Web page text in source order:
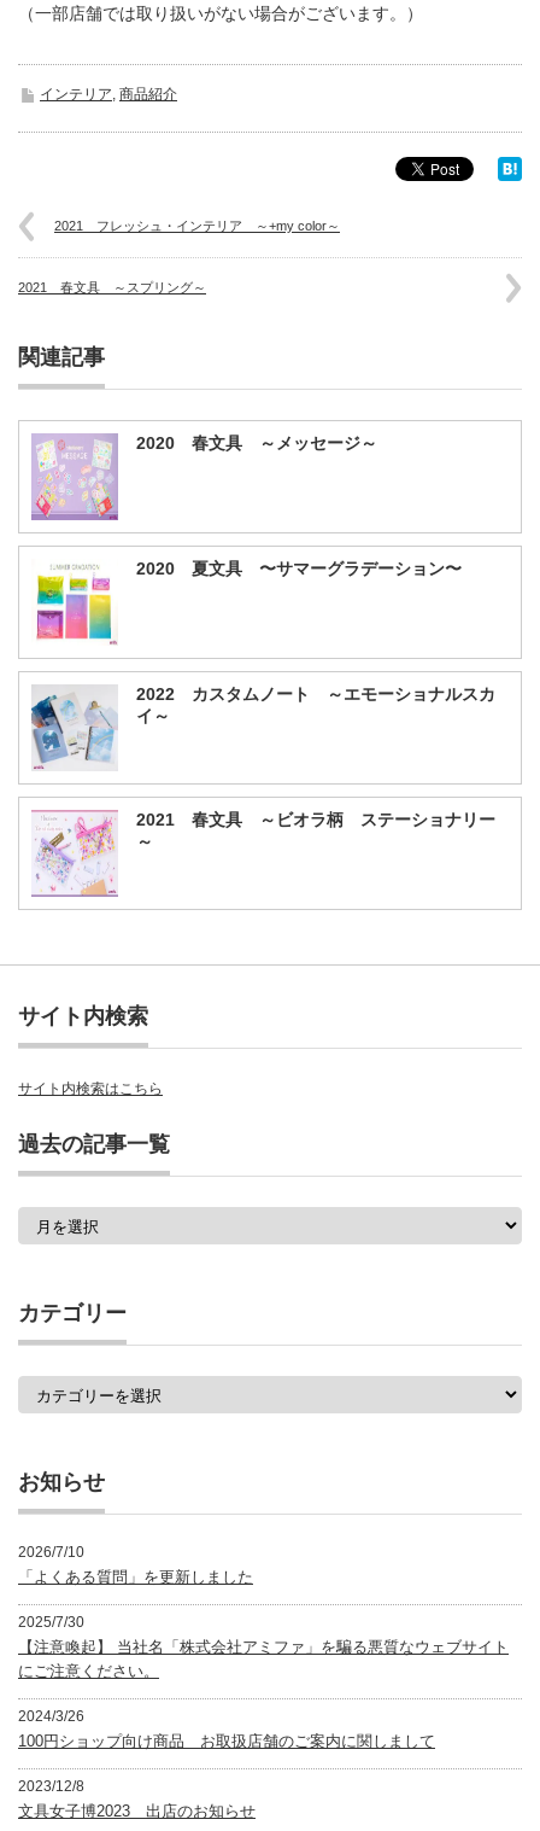
（一部店舗では取り扱いがない場合がございます。）
インテリア 商品紹介
2021 フレッシュ・インテリア ～+my color～
2021 春文具 ～スプリング～
関連記事
2020 春文具 ～メッセージ～
2020 夏文具 〜サマーグラデーション〜
2022 カスタムノート ～エモーショナルスカ
イ～
2021 春文具 ～ビオラ柄 ステーショナリー
～
サイト内検索
サイト内検索はこちら
過去の記事一覧
過
一
覧
カテゴリー
カ
お知らせ
2026/7/10
「よくある質問」を更新しました
2025/7/30
【注意喚起】 当社名「株式会社アミファ」を騙る悪質なウェブサイト
にご注意ください。
2024/3/26
100円ショップ向け商品 お取扱店舗のご案内に関しまして
2023/12/8
文具女子博2023 出店のお知らせ